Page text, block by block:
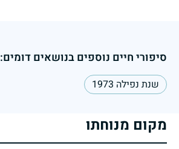
סיפורי חיים נוספים בנושאים דומים:
שנת נפילה 1973
מקום מנוחתו